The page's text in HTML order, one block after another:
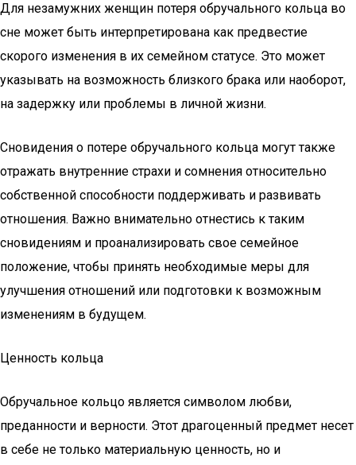
Для незамужних женщин потеря обручального кольца во
сне может быть интерпретирована как предвестие
скорого изменения в их семейном статусе. Это может
указывать на возможность близкого брака или наоборот,
на задержку или проблемы в личной жизни.
Сновидения о потере обручального кольца могут также
отражать внутренние страхи и сомнения относительно
собственной способности поддерживать и развивать
отношения. Важно внимательно отнестись к таким
сновидениям и проанализировать свое семейное
положение, чтобы принять необходимые меры для
улучшения отношений или подготовки к возможным
изменениям в будущем.
Ценность кольца
Обручальное кольцо является символом любви,
преданности и верности. Этот драгоценный предмет несет
в себе не только материальную ценность, но и